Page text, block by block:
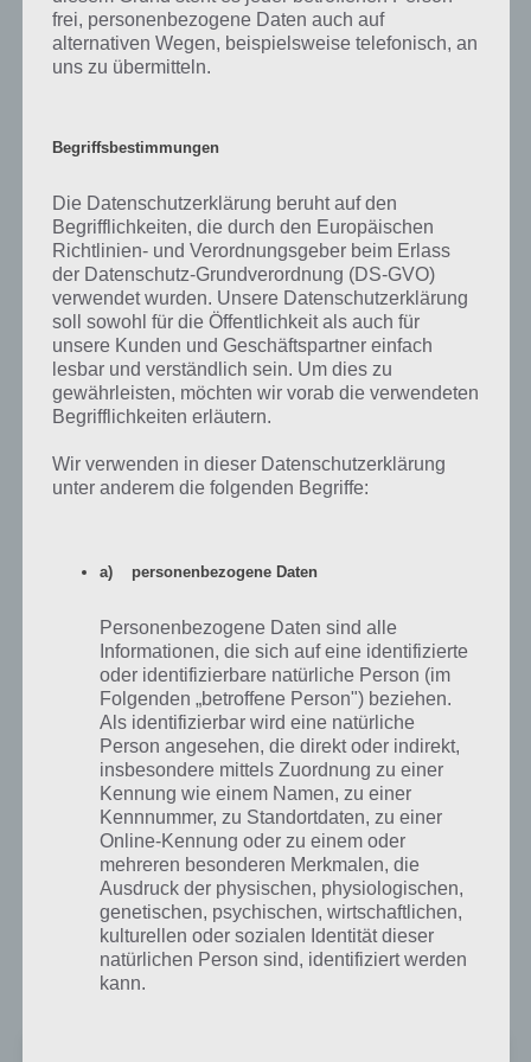
Damit du dir einen besseren Eindruck von Pac-Man Pop verschaffen
kannst, haben wir nachfolgend das offizielle Trailer Video zum Spiel
für euch. Dadurch könnt ihr einen guten Eindruck vom Spiel
App herunterladen
Bubbleshooter oder zu Deutsch Blasenschießspiel, in welchem man
noch sehr einfach ist, wird es mit jedem Level schwieriger auch die
drei Sterne zu verdienen. Schafft man ein Level nicht mit den
angegeben Zügen, verliert man ein Leben. Auch sonst ist Pac-Man
Pop leider nichts besonderes. Wer jedoch Fan von Bubbleshooter ist,
sollte sich Pac-Man Pop einmal genauer anschauen. Grafisch macht
die App einen guten Eindruck und auch spielerisch ist nichts
auszusetzen. Die App ist kostenlos zum Download für Android und
iOS verfügbar.
Pac-Man Pop für Android im Google Play
Im Google Play Store kommt die Bubbleshooter App Pac-Man Pop
auf 4,1 Sterne . Zur Installation wird Android 4 oder höher benötigt.
frei, personenbezogene Daten auch auf
alternativen Wegen, beispielsweise telefonisch, an
uns zu übermitteln.
Begriffsbestimmungen
Die Datenschutzerklärung beruht auf den
Begrifflichkeiten, die durch den Europäischen
Richtlinien- und Verordnungsgeber beim Erlass
der Datenschutz-Grundverordnung (DS-GVO)
verwendet wurden. Unsere Datenschutzerklärung
soll sowohl für die Öffentlichkeit als auch für
unsere Kunden und Geschäftspartner einfach
lesbar und verständlich sein. Um dies zu
gewährleisten, möchten wir vorab die verwendeten
Begrifflichkeiten erläutern.
Wir verwenden in dieser Datenschutzerklärung
unter anderem die folgenden Begriffe:
a) personenbezogene Daten
Personenbezogene Daten sind alle
Informationen, die sich auf eine identifizierte
oder identifizierbare natürliche Person (im
Folgenden „betroffene Person") beziehen.
Als identifizierbar wird eine natürliche
Person angesehen, die direkt oder indirekt,
insbesondere mittels Zuordnung zu einer
Kennung wie einem Namen, zu einer
Kennnummer, zu Standortdaten, zu einer
Online-Kennung oder zu einem oder
mehreren besonderen Merkmalen, die
Ausdruck der physischen, physiologischen,
genetischen, psychischen, wirtschaftlichen,
kulturellen oder sozialen Identität dieser
natürlichen Person sind, identifiziert werden
kann.